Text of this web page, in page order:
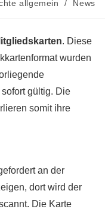
allgemein / News
. Diese
wurden
gültig. Die
somit ihre
an der
dort wird der
Die Karte